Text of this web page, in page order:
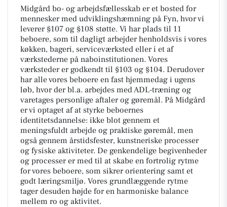
Midgård bo- og arbejdsfællesskab er et bosted for
mennesker med udviklingshæmning på Fyn, hvor vi
leverer §107 og §108 støtte. Vi har plads til 11
beboere, som til dagligt arbejder henholdsvis i vores
køkken, bageri, serviceværksted eller i et af
værkstederne på naboinstitutionen. Vores
værksteder er godkendt til §103 og §104. Derudover
har alle vores beboere en fast hjemmedag i ugens
løb, hvor der bl.a. arbejdes med ADL-træning og
varetages personlige aftaler og gøremål. På Midgård
er vi optaget af at styrke beboernes
identitetsdannelse: ikke blot gennem et
meningsfuldt arbejde og praktiske gøremål, men
også gennem årstidsfester, kunstneriske processer
og fysiske aktiviteter. De genkendelige begivenheder
og processer er med til at skabe en fortrolig rytme
for vores beboere, som sikrer orientering samt et
godt læringsmiljø. Vores grundlæggende rytme
tager desuden højde for en harmoniske balance
mellem ro og aktivitet.